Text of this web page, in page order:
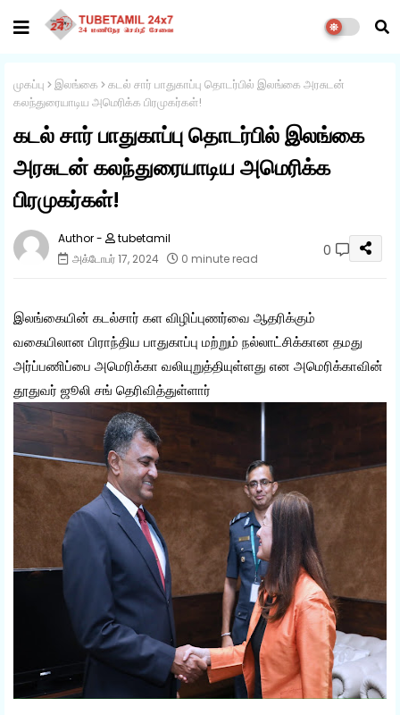
முகப்பு இலங்கை
கடல் சார் பாதுகாப்பு தொடர்பில் இலங்கை அரசுடன்
கலந்துரையாடிய அமெரிக்க பிரமுகர்கள்!
கடல் சார் பாதுகாப்பு தொடர்பில் இலங்கை
அரசுடன் கலந்துரையாடிய அமெரிக்க
பிரமுகர்கள்!
tubetamil
அக்டோபர் 17, 2024
0 minute read 0
இலங்கையின் கடல்சார் கள விழிப்புணர்வை ஆதரிக்கும்
வகையிலான பிராந்திய பாதுகாப்பு மற்றும் நல்லாட்சிக்கான தமது
அர்ப்பணிப்பை அமெரிக்கா வலியுறுத்தியுள்ளது என அமெரிக்காவின்
தூதுவர் ஜூலி சங் தெரிவித்துள்ளார்